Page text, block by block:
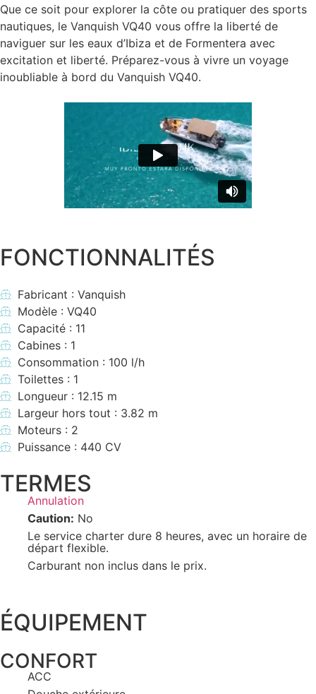
Que ce soit pour explorer la côte ou pratiquer des sports
nautiques, le Vanquish VQ40 vous offre la liberté de
naviguer sur les eaux d’Ibiza et de Formentera avec
excitation et liberté. Préparez-vous à vivre un voyage
inoubliable à bord du Vanquish VQ40.
FONCTIONNALITÉS
Fabricant : Vanquish
Modèle : VQ40
Capacité : 11
Cabines : 1
Consommation : 100 l/h
Toilettes : 1
Longueur : 12.15 m
Largeur hors tout : 3.82 m
Moteurs : 2
Puissance : 440 CV
TERMES
Annulation
Caution: No
Le service charter dure 8 heures, avec un horaire de
départ flexible.
Carburant non inclus dans le prix.
ÉQUIPEMENT
CONFORT
ACC